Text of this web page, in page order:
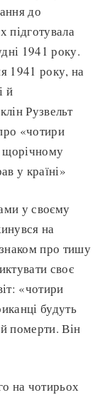
до
підготувала
1941 року.
1941 року, на
й
Рузвельт
«чотири
у країні»
у своєму
на
про тишу
своє
«чотири
будуть
померти. Він
на чотирьох